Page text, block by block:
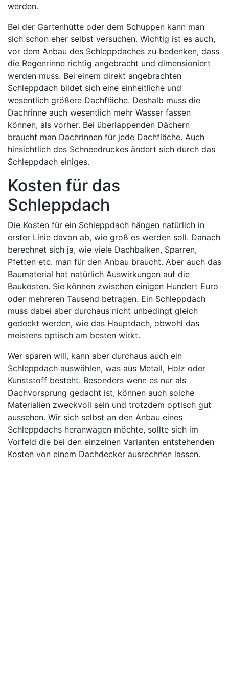
werden.
Bei der Gartenhütte oder dem Schuppen kann man
sich schon eher selbst versuchen. Wichtig ist es auch,
vor dem Anbau des Schleppdaches zu bedenken, dass
die Regenrinne richtig angebracht und dimensioniert
werden muss. Bei einem direkt angebrachten
Schleppdach bildet sich eine einheitliche und
wesentlich größere Dachfläche. Deshalb muss die
Dachrinne auch wesentlich mehr Wasser fassen
können, als vorher. Bei überlappenden Dächern
braucht man Dachrinnen für jede Dachfläche. Auch
hinsichtlich des Schneedruckes ändert sich durch das
Schleppdach einiges.
Kosten für das
Schleppdach
Die Kosten für ein Schleppdach hängen natürlich in
erster Linie davon ab, wie groß es werden soll. Danach
berechnet sich ja, wie viele Dachbalken, Sparren,
Pfetten etc. man für den Anbau braucht. Aber auch das
Baumaterial hat natürlich Auswirkungen auf die
Baukosten. Sie können zwischen einigen Hundert Euro
oder mehreren Tausend betragen. Ein Schleppdach
muss dabei aber durchaus nicht unbedingt gleich
gedeckt werden, wie das Hauptdach, obwohl das
meistens optisch am besten wirkt.
Wer sparen will, kann aber durchaus auch ein
Schleppdach auswählen, was aus Metall, Holz oder
Kunststoff besteht. Besonders wenn es nur als
Dachvorsprung gedacht ist, können auch solche
Materialien zweckvoll sein und trotzdem optisch gut
aussehen. Wir sich selbst an den Anbau eines
Schleppdachs heranwagen möchte, sollte sich im
Vorfeld die bei den einzelnen Varianten entstehenden
Kosten von einem Dachdecker ausrechnen lassen.